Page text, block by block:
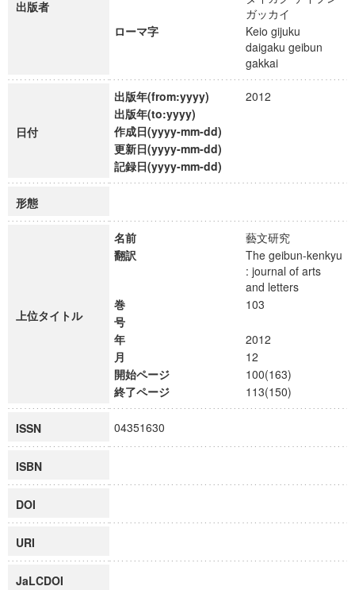
出版者
ガッカイ
ローマ字
Keio gijuku
daigaku geibun
gakkai
日付
出版年(from:yyyy)
2012
出版年(to:yyyy)
作成日(yyyy-mm-dd)
更新日(yyyy-mm-dd)
記録日(yyyy-mm-dd)
形態
上位タイトル
名前
藝文研究
翻訳
The geibun-kenkyu
: journal of arts
and letters
巻
103
号
年
2012
月
12
開始ページ
100(163)
終了ページ
113(150)
ISSN 04351630
ISBN
DOI
URI
JaLCDOI